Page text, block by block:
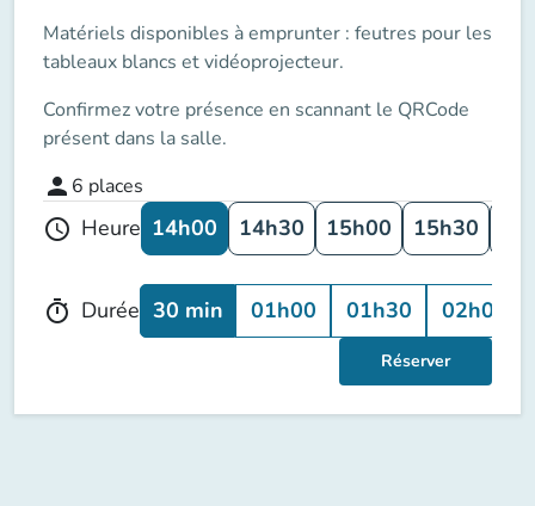
Matériels disponibles à emprunter : feutres pour les
tableaux blancs et vidéoprojecteur.
Confirmez votre présence en scannant le QRCode
présent dans la salle.
person 6 places
schedule Heure 14h00 14h30 15h00 15h30
timer Durée 30 min 01h00 01h30 02h00
Réserver